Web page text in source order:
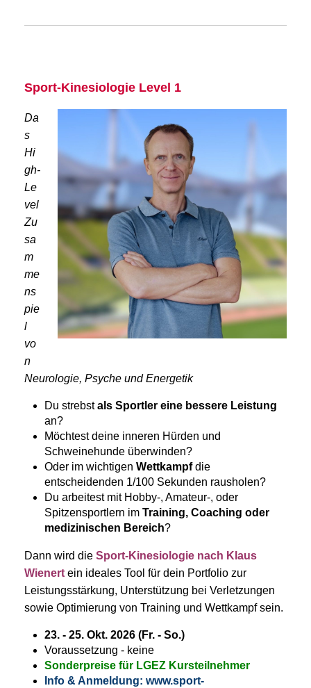
Sport-Kinesiologie Level 1
Da
s
Hi
gh-
Le
vel
Zu
sa
m
me
ns
pie
l
vo
n
Neurologie, Psyche und Energetik
Du strebstals Sportler eine bessere Leistung
an?
Möchtest deine inneren Hürden und
Schweinehunde überwinden?
Oder im wichtigen Wettkampfdie
entscheidenden 1/100 Sekunden rausholen?
Du arbeitest mit Hobby-, Amateur-, oder
Spitzensportlern im Training, Coaching oder
medizinischen Bereich?
Dann wird die Sport-Kinesiologie nach Klaus
Wienert ein ideales Tool für dein Portfolio zur
Leistungsstärkung, Unterstützung bei Verletzungen
sowie Optimierung von Training und Wettkampf sein.
23. - 25. Okt. 2026 (Fr. - So.)
Voraussetzung - keine
Sonderpreise für LGEZ Kursteilnehmer
Info & Anmeldung: www.sport-